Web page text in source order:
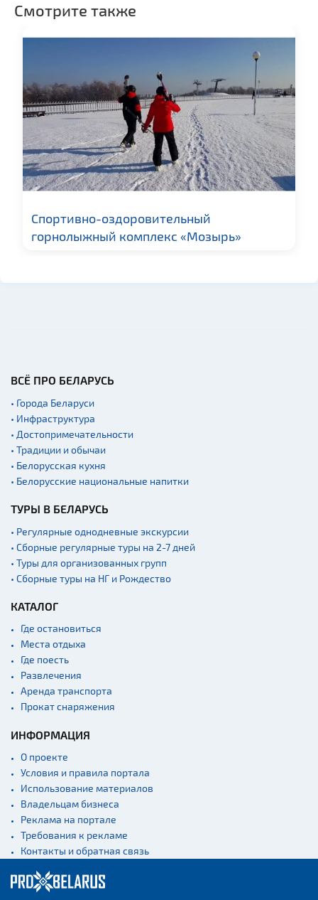
Смотрите также
Спортивно-оздоровительный
горнолыжный комплекс «Мозырь»
ВСЁ ПРО БЕЛАРУСЬ
• Города Беларуси
• Инфраструктура
• Достопримечательности
• Традиции и обычаи
• Белорусская кухня
• Белорусские национальные напитки
ТУРЫ В БЕЛАРУСЬ
• Регулярные однодневные экскурсии
• Сборные регулярные туры на 2-7 дней
• Туры для организованных групп
• Сборные туры на НГ и Рождество
КАТАЛОГ
Где остановиться
Места отдыха
Где поесть
Развлечения
Аренда транспорта
Прокат снаряжения
ИНФОРМАЦИЯ
О проекте
Условия и правила портала
Использование материалов
Владельцам бизнеса
Реклама на портале
Требования к рекламе
Контакты и обратная связь